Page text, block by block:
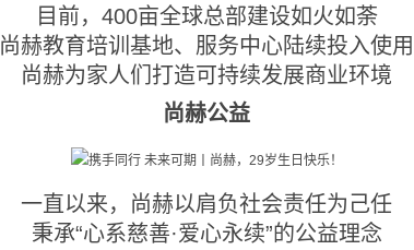
目前，400亩全球总部建设如火如荼
尚赫教育培训基地、服务中心陆续投入使用
尚赫为家人们打造可持续发展商业环境
尚赫公益
一直以来，尚赫以肩负社会责任为己任
秉承“心系慈善·爱心永续”的公益理念